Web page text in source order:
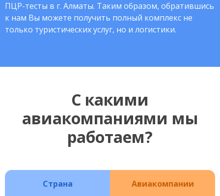
ПЦР-тесты в г. Алматы. Таким образом, обратившись
к нам Вы можете получить полный комплекс не
только туристических услуг, но и логистики.
С какими
авиакомпаниями мы
работаем?
Страна Авиакомпании